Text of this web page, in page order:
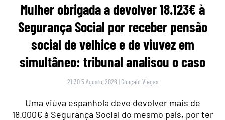
Mulher obrigada a devolver 18.123€ à
Segurança Social por receber pensão
social de velhice e de viuvez em
simultâneo: tribunal analisou o caso
21:30 5 Agosto, 2026 | Gonçalo Viegas
Uma viúva espanhola deve devolver mais de
18.000€ à Segurança Social do mesmo país, por ter